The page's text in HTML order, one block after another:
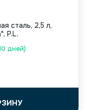
дней)
сталь, 2,5 л,
P.L.